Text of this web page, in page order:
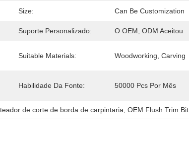
Size: Can Be Customization
Suporte Personalizado: O OEM, ODM Aceitou
Suitable Materials: Woodworking, Carving
Habilidade Da Fonte: 50000 Pcs Por Mês
de corte de borda de carpintaria , OEM Flush Trim Bit